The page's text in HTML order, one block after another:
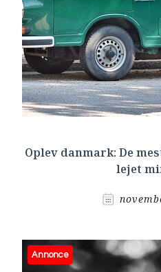
Oplev danmark: De
lejet
Annonce